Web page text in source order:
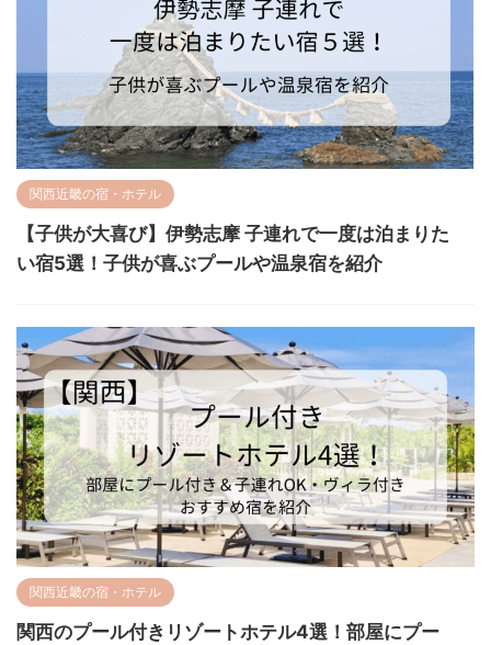
関西近畿の宿・ホテル
【子供が大喜び】伊勢志摩 子連れで一度は泊まりた
い宿5選！子供が喜ぶプールや温泉宿を紹介
関西近畿の宿・ホテル
関西のプール付きリゾートホテル4選！部屋にプー